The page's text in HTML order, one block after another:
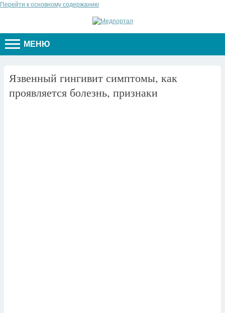
Перейти к основному содержанию
МЕНЮ
Язвенный гингивит симптомы, как
проявляется болезнь, признаки